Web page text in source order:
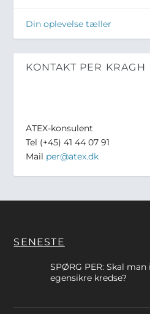
Din oplevelse tæller
KONTAKT PER KRAGH
ATEX-konsulent
Tel (+45) 41 44 07 91
Mail per@atex.dk
SENESTE
SPØRG PER: Skal
egensikre kredse?